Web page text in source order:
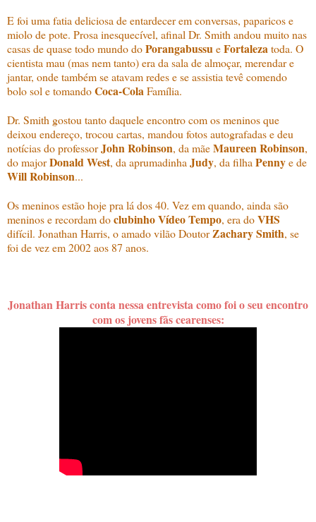
E foi uma fatia deliciosa de entardecer em conversas, paparicos e
miolo de pote. Prosa inesquecível, afinal Dr. Smith andou muito nas
casas de quase todo mundo doPorangabussu eFortaleza toda. O
cientista mau (mas nem tanto) era da sala de almoçar, merendar e
jantar, onde também se atavam redes e se assistia tevê comendo
bolo sol e tomandoCoca-Cola Família.
Dr. Smith gostou tanto daquele encontro com os meninos que
deixou endereço, trocou cartas, mandou fotos autografadas e deu
notícias do professorJohn Robinson, da mãeMaureen Robinson,
do majorDonald West, da aprumadinha Judy, da filha Pennye de
Will Robinson...
Os meninos estão hoje pra lá dos 40. Vez em quando, ainda são
meninos e recordam doclubinho Vídeo Tempo, era doVHS
difícil. Jonathan Harris, o amado vilão DoutorZachary Smith, se
foi de vez em 2002 aos 87 anos.
Jonathan Harris conta nessa entrevista como foi o seu encontro
com os jovens fãs cearenses: